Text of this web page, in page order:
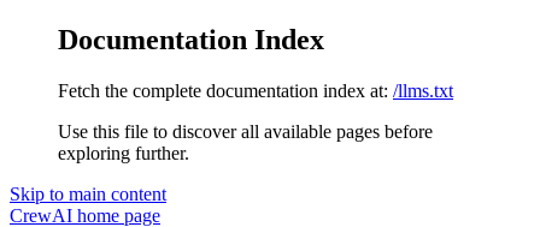
Documentation Index
Fetch the complete documentation index at: /llms.txt
Use this file to discover all available pages before
exploring further.
Skip to main content
CrewAI home page